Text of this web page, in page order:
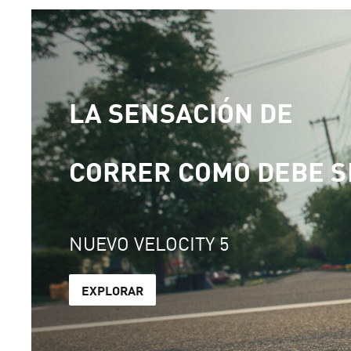
LA SENSACIÓN DE
CORRER COMO DEBE
NUEVO VELOCITY 5
EXPLORAR